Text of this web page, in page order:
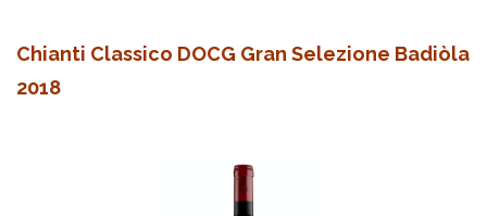
Chianti Classico DOCG Gran Selezione Badiòla
2018